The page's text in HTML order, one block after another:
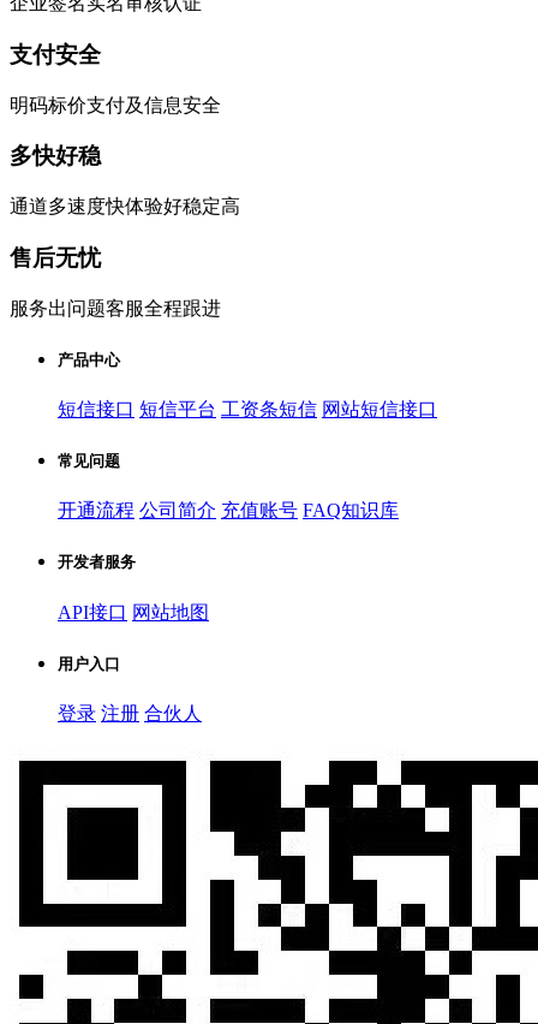
支付安全
明码标价支付及信息安全
多快好稳
通道多速度快体验好稳定高
售后无忧
服务出问题客服全程跟进
产品中心
短信接口 短信平台 工资条短信 网站短信接口
常见问题
开通流程 公司简介 充值账号 FAQ知识库
开发者服务
API接口 网站地图
用户入口
登录 注册 合伙人